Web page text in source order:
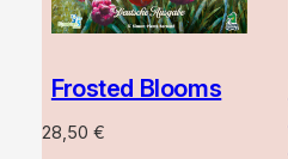
Frosted Blooms
28,50 €